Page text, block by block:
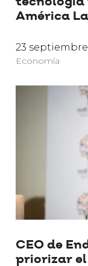
América
23 septiembre
Economía
CEO de
priorizar